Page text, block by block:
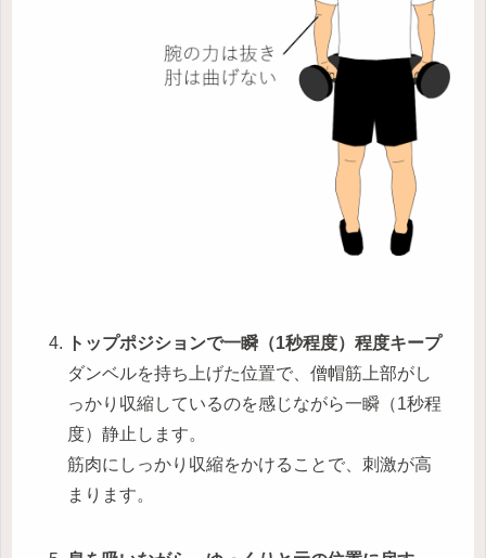
トップポジションで一瞬（1秒程度）程度キープ
ダンベルを持ち上げた位置で、僧帽筋上部がし
っかり収縮しているのを感じながら一瞬（1秒程
度）静止します。
筋肉にしっかり収縮をかけることで、刺激が高
まります。